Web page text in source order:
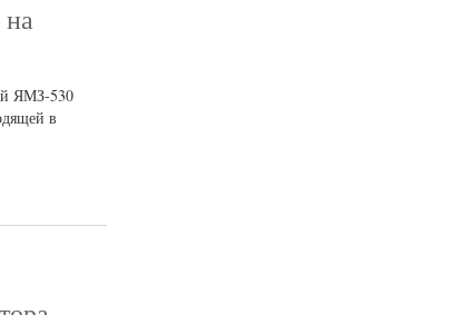
на
ЯМЗ-530
в